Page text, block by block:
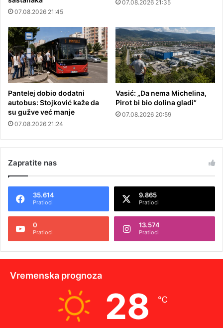
07.08.2026 21:45
07.08.2026 21:35
Pantelej dobio dodatni
autobus: Stojković kaže da
su gužve već manje
07.08.2026 21:24
Vasić: „Da nema Michelina,
Pirot bi bio dolina gladi“
07.08.2026 20:59
Zapratite nas
35.614
Pratioci
9.865
Pratioci
0
Pratioci
13.574
Pratioci
Vremenska prognoza
28 ℃